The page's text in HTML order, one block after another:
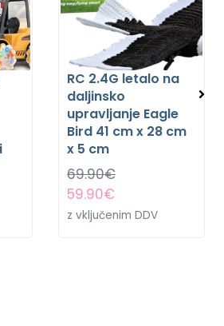
RC 2.4G letalo na
daljinsko
upravljanje Eagle
Bird 41 cm x 28 cm
x 5 cm
69.90€
59.90€
z vključenim DDV